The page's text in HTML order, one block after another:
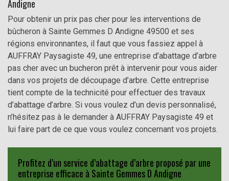
Andigne
Pour obtenir un prix pas cher pour les interventions de
bûcheron à Sainte Gemmes D Andigne 49500 et ses
régions environnantes, il faut que vous fassiez appel à
AUFFRAY Paysagiste 49, une entreprise d’abattage d’arbre
pas cher avec un bucheron prêt à intervenir pour vous aider
dans vos projets de découpage d’arbre. Cette entreprise
tient compte de la technicité pour effectuer des travaux
d’abattage d’arbre. Si vous voulez d’un devis personnalisé,
n’hésitez pas à le demander à AUFFRAY Paysagiste 49 et
lui faire part de ce que vous voulez concernant vos projets.
Profitez d’un service d’abattage d’arbre proposé par une
entreprise efficace à Sainte Gemmes D Andigne